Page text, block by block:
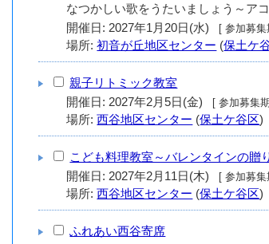
なつかしい歌をうたいましょう～ア
場所:初音が丘地区センター (保土ケ
親子リトミック教室
場所:西谷地区センター (保土ケ谷区)
こども料理教室～バレンタインの贈
場所:西谷地区センター (保土ケ谷区)
ふれあい西谷寄席